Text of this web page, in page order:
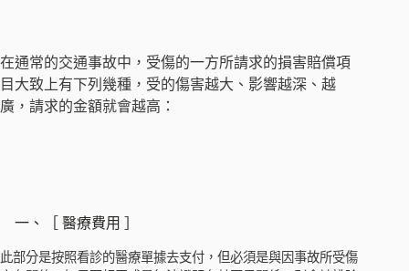
在通常的交通事故中，受傷的一方所請求的損害賠償項
目大致上有下列幾種，受的傷害越大、影響越深、越
廣，請求的金額就會越高：
一、［ 醫療費用 ］
此部分是按照看診的醫療單據去支付，但必須是與因事故所受傷